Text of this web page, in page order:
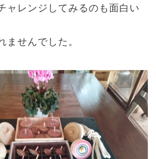
ャレンジしてみるのも面白い
ませんでした。